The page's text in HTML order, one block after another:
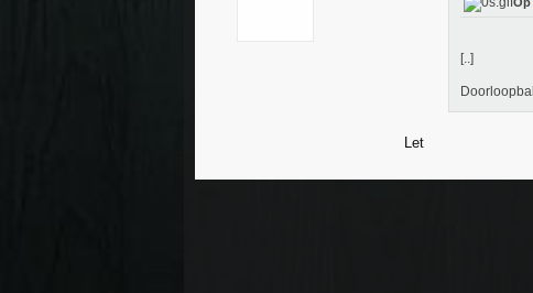
[..]
Doorloopbal
Let